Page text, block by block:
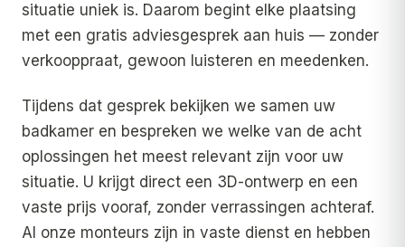
situatie uniek is. Daarom begint elke plaatsing
met een gratis adviesgesprek aan huis — zonder
verkooppraat, gewoon luisteren en meedenken.
Tijdens dat gesprek bekijken we samen uw
badkamer en bespreken we welke van de acht
oplossingen het meest relevant zijn voor uw
situatie. U krijgt direct een 3D-ontwerp en een
vaste prijs vooraf, zonder verrassingen achteraf.
Al onze monteurs zijn in vaste dienst en hebben